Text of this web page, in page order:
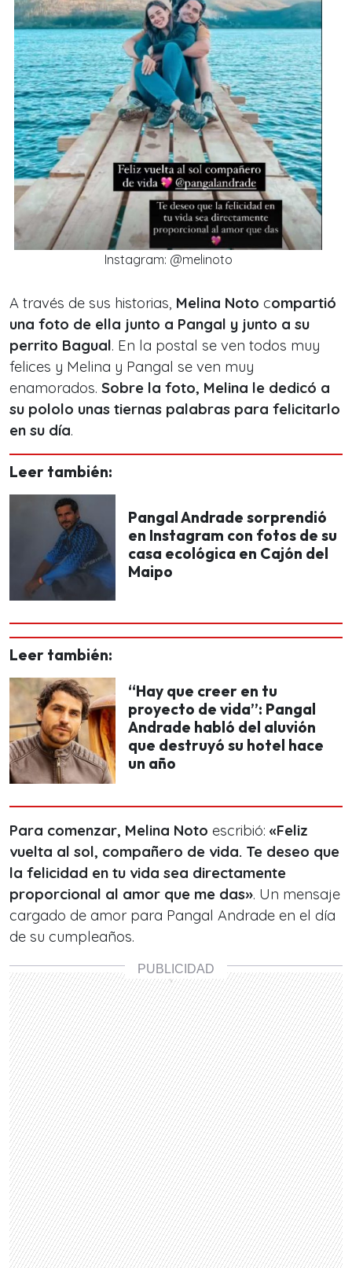
Instagram: @melinoto
A través de sus historias, Melina Noto compartió
una foto de ella junto a Pangal y junto a su
perrito Bagual. En la postal se ven todos muy
felices y Melina y Pangal se ven muy
enamorados. Sobre la foto, Melina le dedicó a
su pololo unas tiernas palabras para felicitarlo
en su día.
Leer también:
Pangal Andrade sorprendió
en Instagram con fotos de su
casa ecológica en Cajón del
Maipo
Leer también:
“Hay que creer en tu
proyecto de vida”: Pangal
Andrade habló del aluvión
que destruyó su hotel hace
un año
Para comenzar, Melina Noto escribió: «Feliz
vuelta al sol, compañero de vida. Te deseo que
la felicidad en tu vida sea directamente
proporcional al amor que me das». Un mensaje
cargado de amor para Pangal Andrade en el día
de su cumpleaños.